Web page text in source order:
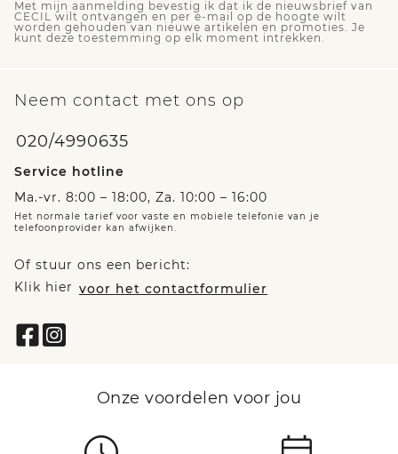
Met mijn aanmelding bevestig ik dat ik de nieuwsbrief van
CECIL wilt ontvangen en per e-mail op de hoogte wilt
worden gehouden van nieuwe artikelen en promoties. Je
kunt deze toestemming op elk moment intrekken.
Neem contact met ons op
020/4990635
Service hotline
Ma.-vr. 8:00 – 18:00, Za. 10:00 – 16:00
Het normale tarief voor vaste en mobiele telefonie van je
telefoonprovider kan afwijken.
Of stuur ons een bericht:
Klik hier voor het contactformulier
Onze voordelen voor jou